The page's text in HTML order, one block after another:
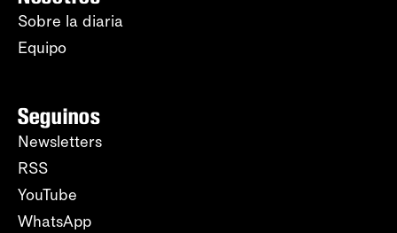
Sobre la diaria
Equipo
Seguinos
Newsletters
RSS
YouTube
WhatsApp